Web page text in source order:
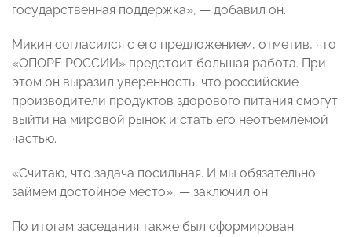
государственная поддержка», — добавил он.
Микин согласился с его предложением, отметив, что
«ОПОРЕ РОССИИ» предстоит большая работа. При
этом он выразил уверенность, что российские
производители продуктов здорового питания смогут
выйти на мировой рынок и стать его неотъемлемой
частью.
«Считаю, что задача посильная. И мы обязательно
займем достойное место», — заключил он.
По итогам заседания также был сформирован